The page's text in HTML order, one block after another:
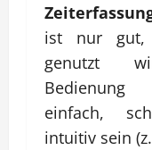
ist nur gut,
genutzt
einfach,
intuitiv sein